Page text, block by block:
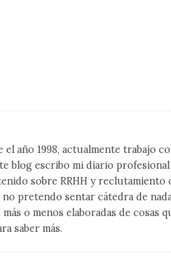
año 1998, actualmente trabajo
blog escribo mi diario
sobre RRHH y reclutamiento
pretendo sentar cátedra de
o menos elaboradas de cosas
saber más.